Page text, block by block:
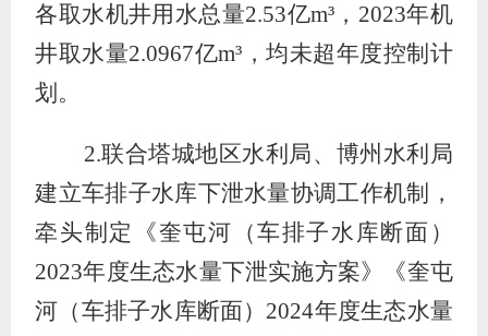
各取水机井用水总量2.53亿m³ ， 2023年机
井取水量2.0967亿m³ ，均未超年度控制计
划。
2.联合塔城地区水利局、博州水利局
建立车排子水库下泄水量协调工作机制，
牵头制定《奎屯河（车排子水库断面）
2023年度生态水量下泄实施方案》《奎屯
河（车排子水库断面） 2024年度生态水量